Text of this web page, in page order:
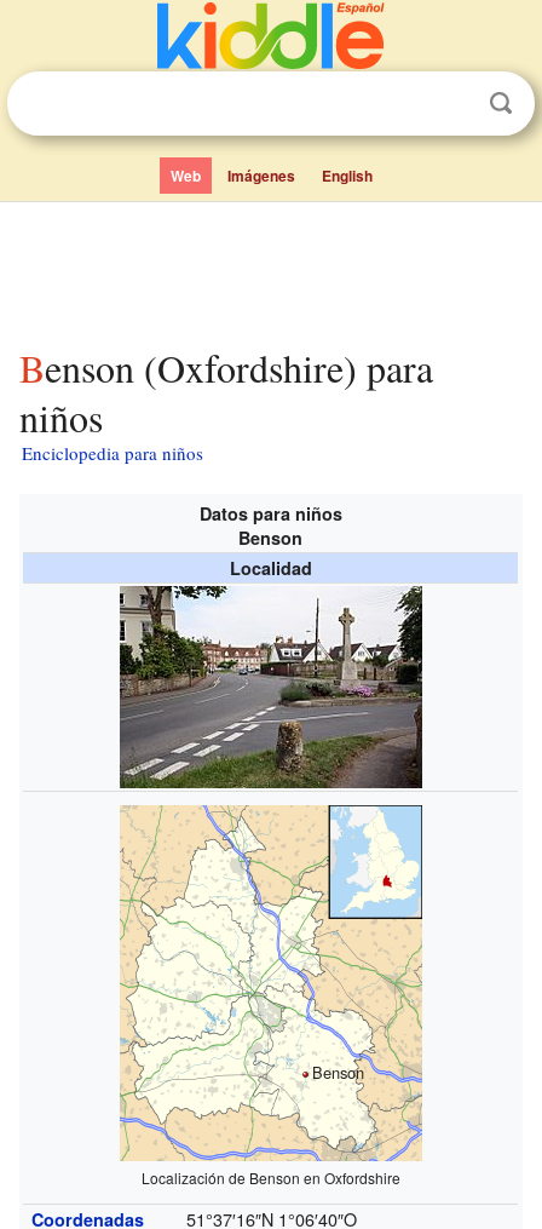
Web Imágenes English
Benson (Oxfordshire) para
niños
Enciclopedia para niños
Datos para niños
Benson
Localidad
Benson
Localización de Benson en Oxfordshire
Coordenadas 51°37′16″N 1°06′40″O